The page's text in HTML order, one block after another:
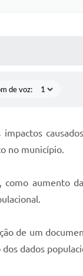
de voz:
no município.
aumento
de um
dados